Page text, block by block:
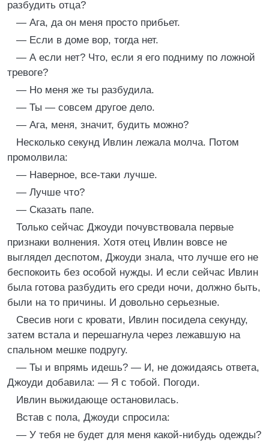
разбудить отца?
— Ага, да он меня просто прибьет.
— Если в доме вор, тогда нет.
— А если нет? Что, если я его подниму по ложной
тревоге?
— Но меня же ты разбудила.
— Ты — совсем другое дело.
— Ага, меня, значит, будить можно?
Несколько секунд Ивлин лежала молча. Потом
промолвила:
— Наверное, все-таки лучше.
— Лучше что?
— Сказать папе.
Только сейчас Джоуди почувствовала первые
признаки волнения. Хотя отец Ивлин вовсе не
выглядел деспотом, Джоуди знала, что лучше его не
беспокоить без особой нужды. И если сейчас Ивлин
была готова разбудить его среди ночи, должно быть,
были на то причины. И довольно серьезные.
Свесив ноги с кровати, Ивлин посидела секунду,
затем встала и перешагнула через лежавшую на
спальном мешке подругу.
— Ты и впрямь идешь? — И, не дожидаясь ответа,
Джоуди добавила: — Я с тобой. Погоди.
Ивлин выжидающе остановилась.
Встав с пола, Джоуди спросила:
— У тебя не будет для меня какой-нибудь одежды?